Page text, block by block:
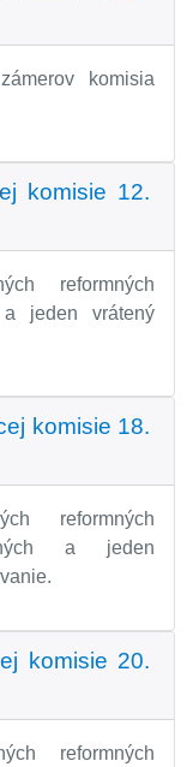
komisia
komisie 12.
reformných
jeden vrátený
komisie 18.
reformných
a jeden
komisie 20.
reformných